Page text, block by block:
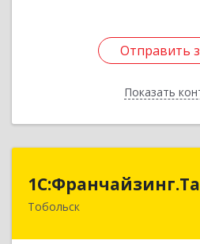
Отправить
Показать
Отправить
Назад
Тобольск